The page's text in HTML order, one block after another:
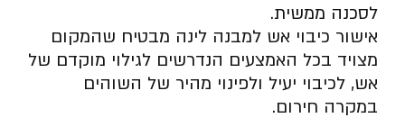
לסכנה ממשית.
אישור כיבוי אש למבנה לינה מבטיח שהמקום
מצויד בכל האמצעים הנדרשים לגילוי מוקדם של
אש, לכיבוי יעיל ולפינוי מהיר של השוהים
במקרה חירום.